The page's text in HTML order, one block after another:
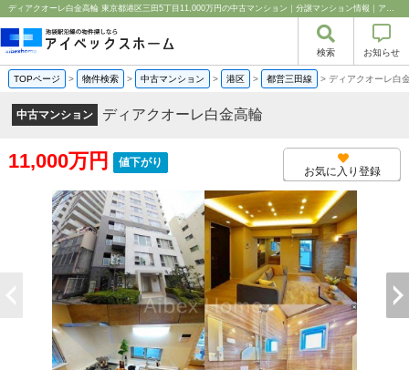
ディアクオーレ白金高輪 東京都港区三田5丁目11,000万円の中古マンション｜分譲マンション情報｜アイベックスホーム株式会社
検索 お知らせ
TOPページ > 物件検索 > 中古マンション > 港区 > 都営三田線 > ディアクオーレ白
中古マンション ディアクオーレ白金高輪
11,000万円 値下がり
お気に入り登録